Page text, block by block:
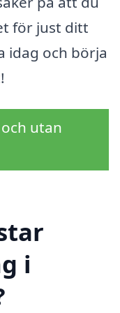
för just ditt
idag och börja
utan
i